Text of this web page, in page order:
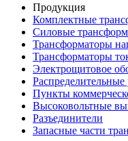
Продукция
Комплектные
Силовые
Трансформаторы
Трансформаторы
Электрощитовое
Пункты
Высоковольтные
Разъединители
Запасные части